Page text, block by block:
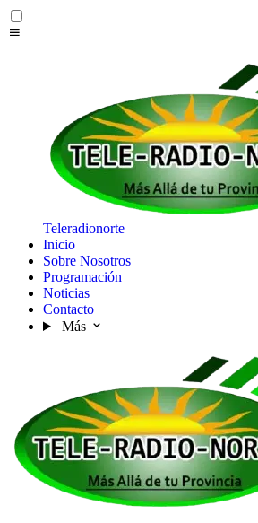
Teleradionorte
Inicio
Sobre Nosotros
Programación
Noticias
Contacto
Más